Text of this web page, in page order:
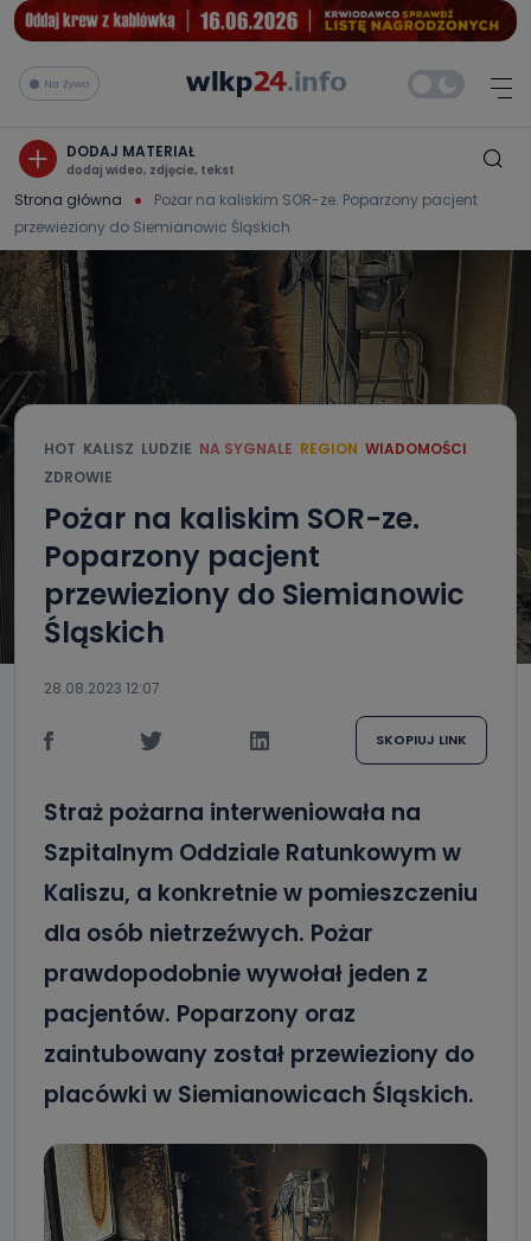
Na żywo
DODAJ MATERIAŁ
dodaj wideo, zdjęcie, tekst
Strona główna
Pożar na kaliskim SOR-ze. Poparzony pacjent
przewieziony do Siemianowic Śląskich
HOT KALISZ LUDZIE NA SYGNALE REGION WIADOMOŚCI
ZDROWIE
Pożar na kaliskim SOR-ze.
Poparzony pacjent
przewieziony do Siemianowic
Śląskich
28.08.2023 12:07
SKOPIUJ LINK
Straż pożarna interweniowała na
Szpitalnym Oddziale Ratunkowym w
Kaliszu, a konkretnie w pomieszczeniu
dla osób nietrzeźwych. Pożar
prawdopodobnie wywołał jeden z
pacjentów. Poparzony oraz
zaintubowany został przewieziony do
placówki w Siemianowicach Śląskich.